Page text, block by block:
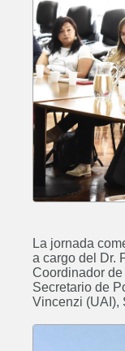
La jornada
a cargo del Dr.
Coordinador
Secretario de
Vincenzi (UAI),